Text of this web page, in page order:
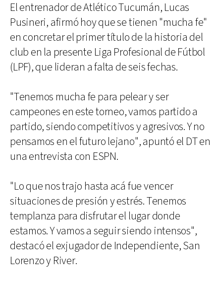
El entrenador de Atlético Tucumán, Lucas
Pusineri, afirmó hoy que se tienen "mucha fe"
en concretar el primer título de la historia del
club en la presente Liga Profesional de Fútbol
(LPF), que lideran a falta de seis fechas.
"Tenemos mucha fe para pelear y ser
campeones en este torneo, vamos partido a
partido, siendo competitivos y agresivos. Y no
pensamos en el futuro lejano", apuntó el DT en
una entrevista con ESPN.
"Lo que nos trajo hasta acá fue vencer
situaciones de presión y estrés. Tenemos
templanza para disfrutar el lugar donde
estamos. Y vamos a seguir siendo intensos",
destacó el exjugador de Independiente, San
Lorenzo y River.